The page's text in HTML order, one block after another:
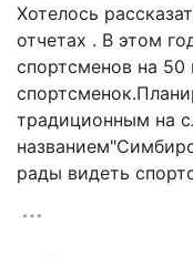
Хотелось
отчетах . В этом
спортсменов на
традиционным на
рады видеть